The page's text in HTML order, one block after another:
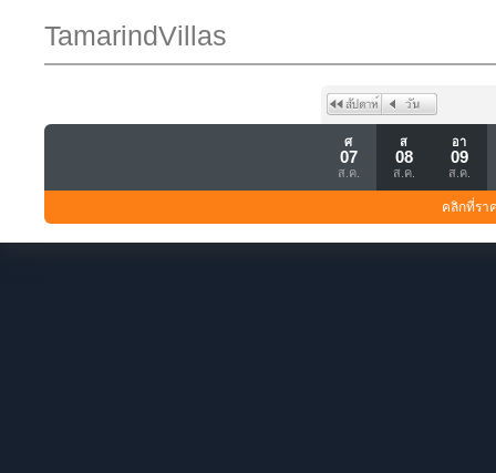
TamarindVillas
ศ
07
ส.ค.
ส
08
ส.ค.
อา
09
ส.ค.
คลิกที่รา